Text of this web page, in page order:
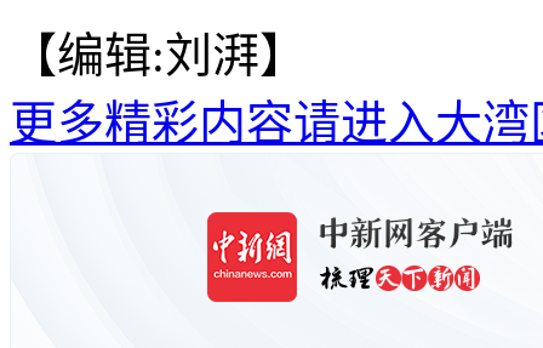
【编辑:刘湃】
更多精彩内容请进入大湾